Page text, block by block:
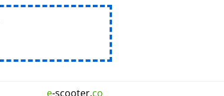
e-scooter.co